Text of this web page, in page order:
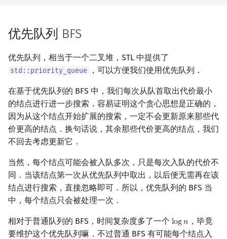
优先队列 BFS
优先队列，相当于一个二叉堆，STL 中提供了
std::priority_queue ，可以方便我们使用优先队列．
在基于优先队列的 BFS 中，我们每次从队首取出代价最小
的结点进行进一步搜索．容易证明这个贪心思想是正确的，
因为从这个结点开始扩展的搜索，一定不会更新原来那些代
价更高的结点．换句话说，其余那些代价更高的结点，我们
不回去考虑更新它．
当然，每个结点可能会被入队多次，只是每次入队的代价不
同．当该结点第一次从优先队列中取出，以后便无需再在该
结点进行搜索，直接忽略即可．所以，优先队列的 BFS 当
中，每个结点只会被处理一次．
相对于普通队列的 BFS，时间复杂度多了一个 log𝑛
logn ，毕竟
要维护这个优先队列嘛．不过普通 BFS 有可能每个结点入